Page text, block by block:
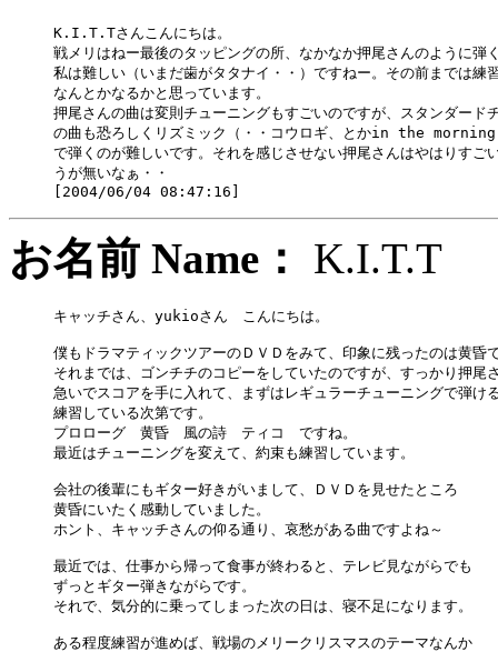
K.I.T.Tさんこんにちは。
戦メリはねー最後のタッピングの所、なかなか押尾さんのように弾
私は難しい（いまだ歯がタタナイ・・）ですねー。その前までは練
なんとかなるかと思っています。
押尾さんの曲は変則チューニングもすごいのですが、スタンダード
の曲も恐ろしくリズミック（・・コウロギ、とかin the
で弾くのが難しいです。それを感じさせない押尾さんはやはりすご
うが無いなぁ・・
お名前 Name：
キャッチさん、yukioさん　こんにちは。
僕もドラマティックツアーのＤＶＤをみて、印象に残ったのは黄昏
それまでは、ゴンチチのコピーをしていたのですが、すっかり押尾
急いでスコアを手に入れて、まずはレギュラーチューニングで弾け
練習している次第です。
プロローグ　黄昏　風の詩　ティコ　ですね。
最近はチューニングを変えて、約束も練習しています。
会社の後輩にもギター好きがいまして、ＤＶＤを見せたところ
黄昏にいたく感動していました。
ホント、キャッチさんの仰る通り、哀愁がある曲ですよね～
最近では、仕事から帰って食事が終わると、テレビ見ながらでも
ずっとギター弾きながらです。
それで、気分的に乗ってしまった次の日は、寝不足になります。
ある程度練習が進めば、戦場のメリークリスマスのテーマなんか